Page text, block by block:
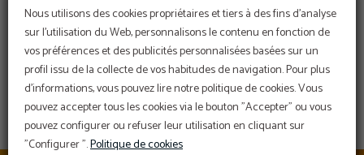
Nous utilisons des cookies propriétaires et tiers à des fins d'analyse
sur l'utilisation du Web, personnalisons le contenu en fonction de
vos préférences et des publicités personnalisées basées sur un
profil issu de la collecte de vos habitudes de navigation. Pour plus
d'informations, vous pouvez lire notre politique de cookies. Vous
pouvez accepter tous les cookies via le bouton "Accepter" ou vous
pouvez configurer ou refuser leur utilisation en cliquant sur
"Configurer ".Politique de cookies
TV LCD Articles de salle de bains
Baignoire / Douche
MONTRER PLUS